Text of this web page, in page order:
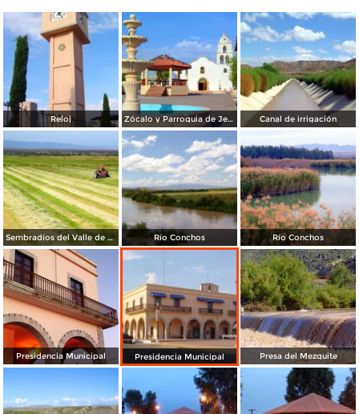
Reloj Zócalo y Parroquia de Jesús Nazareno Canal de irrigación
Sembradíos del Valle de Ojinaga Río Conchos Río Conchos
Presidencia Municipal Presidencia Municipal Presa del Mezquite